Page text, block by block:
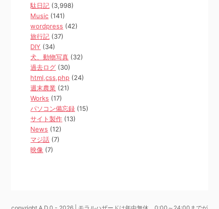
駄日記 (3,998)
Music (141)
wordpress (42)
旅行記 (37)
DIY (34)
犬、動物写真 (32)
過去ログ (30)
html,css,php (24)
週末農業 (21)
Works (17)
パソコン備忘録 (15)
サイト製作 (13)
News (12)
マジ話 (7)
映像 (7)